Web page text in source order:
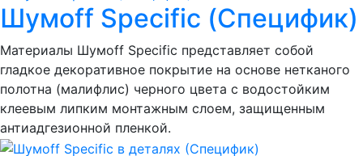
Шумоff Specific (Специфик)
Материалы Шумоff Specific представляет собой
гладкое декоративное покрытие на основе нетканого
полотна (малифлис) черного цвета с водостойким
клеевым липким монтажным слоем, защищенным
антиадгезионной пленкой.